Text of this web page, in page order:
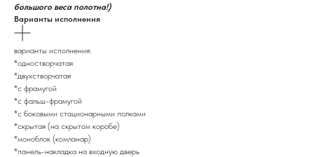
большого веса полотна!)
Варианты исполнения
варианты исполнения:
*одностворчатая
*двухстворчатая
*с фрамугой
*с фальш-фрамугой
*с боковыми стационарными полками
*скрытая (на скрытом коробе)
*моноблок (комланар)
*панель-накладка на входную дверь